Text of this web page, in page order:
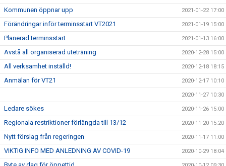
Kommunen öppnar upp 2021-01-22 17:00
Förändringar inför terminsstart VT2021 2021-01-19 15:00
Planerad terminsstart 2021-01-13 16:00
Avstå all organiserad uteträning 2020-12-28 15:00
All verksamhet inställd! 2020-12-18 18:15
Anmälan för VT21 2020-12-17 10:10
2020-11-27 10:30
Ledare sökes 2020-11-26 15:00
Regionala restriktioner förlängda till 13/12 2020-11-20 15:20
Nytt förslag från regeringen 2020-11-17 11:00
VIKTIG INFO MED ANLEDNING AV COVID-19 2020-10-29 18:04